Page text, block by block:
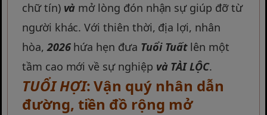
chữ tín) và mở lòng đón nhận sự giúp đỡ từ
người khác. Với thiên thời, địa lợi, nhân
hòa,2026hứa hẹn đưa Tuổi Tuấtlên một
tầm cao mới về sự nghiệp và TÀI LỘC.
TUỔI HỢI: Vận quý nhân dẫn
đường, tiền đồ rộng mở